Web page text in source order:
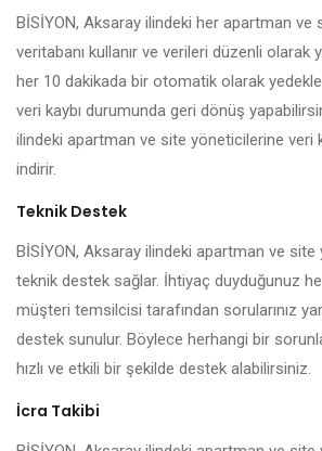
BİSİYON, Aksaray ilindeki her apartman ve
veritabanı kullanır ve verileri düzenli olarak
her 10 dakikada bir otomatik olarak
veri kaybı durumunda geri dönüş
ilindeki apartman ve site yöneticilerine veri
indirir.
Teknik Destek
BİSİYON, Aksaray ilindeki apartman ve
teknik destek sağlar. İhtiyaç duyduğunuz
müşteri temsilcisi tarafından sorularınız
destek sunulur. Böylece herhangi bir sorunla
hızlı ve etkili bir şekilde destek alabilirsiniz.
İcra Takibi